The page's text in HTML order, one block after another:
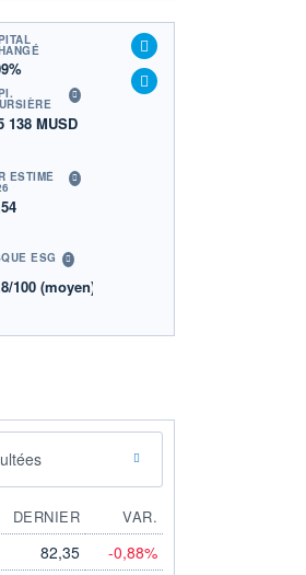
138 MUSD
ESTIMÉ
ESG
100 (moyen)
DERNIER
VAR.
82,35 -0,88%